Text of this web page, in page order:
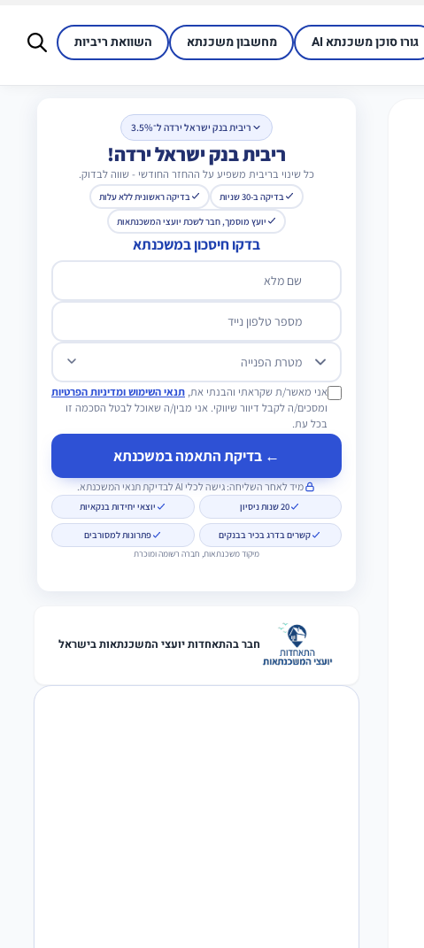
גורו סוכן משכנתא AI מחשבון משכנתא השוואת ריביות
ריבית בנק ישראל ירדה ל־3.5%
ריבית בנק ישראל ירדה!
כל שינוי בריבית משפיע על ההחזר החודשי - שווה לבדוק.
בדיקה ב-30 שניות
בדיקה ראשונית ללא עלות
יועץ מוסמך, חבר לשכת יועצי המשכנתאות
בדקו חיסכון במשכנתא
שם מלא
מספר טלפון נייד
מטרת הפנייה
אני מאשר/ת שקראתי והבנתי את, תנאי השימוש ומדיניות הפרטיות
ומסכים/ה לקבל דיוור שיווקי. אני מבין/ה שאוכל לבטל הסכמה זו
בכל עת.
← בדיקת התאמה במשכנתא
מיד לאחר השליחה: גישה לכלי AI לבדיקת תנאי המשכנתא.
20 שנות ניסיון יוצאי יחידות בנקאיות
קשרים בדרג בכיר בבנקים פתרונות למסורבים
מיקוד משכנתאות, חברה רשומה ומוכרת
חבר בהתאחדות יועצי המשכנתאות בישראל